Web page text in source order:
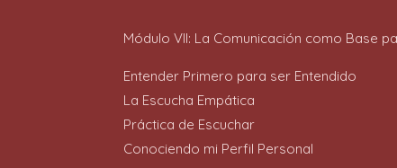
Módulo VII: La Comunicación como Base
Entender Primero para ser Entendido
La Escucha Empática
Práctica de Escuchar
Conociendo mi Perfil Personal